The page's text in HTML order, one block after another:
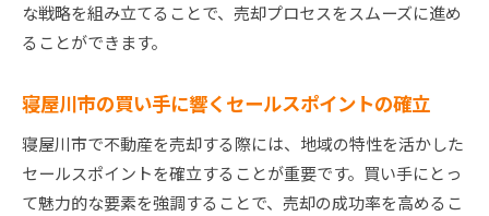
な戦略を組み立てることで、売却プロセスをスムーズに進め
ることができます。
寝屋川市の買い手に響くセールスポイントの確立
寝屋川市で不動産を売却する際には、地域の特性を活かした
セールスポイントを確立することが重要です。買い手にとっ
て魅力的な要素を強調することで、売却の成功率を高めるこ